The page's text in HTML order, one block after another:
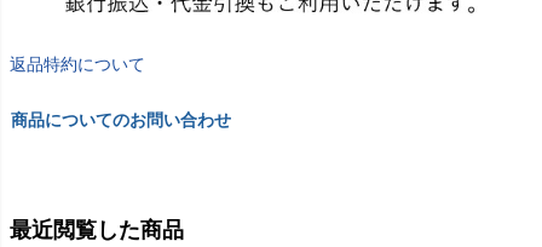
返品特約について
商品についてのお問い合わせ
最近閲覧した商品